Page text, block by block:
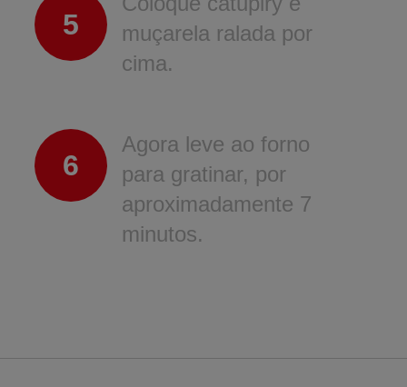
5
muçarela ralada por
cima.
6
Agora leve ao forno
para gratinar, por
aproximadamente 7
minutos.